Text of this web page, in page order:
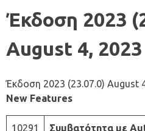
Έκδοση 2023
August 4, 2023
Έκδοση 2023 (23.07.0) August
New Features
10291 Συμβατότητα με